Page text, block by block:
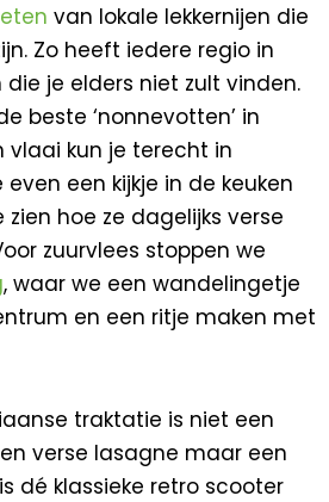
van lokale lekkernijen die
Zo heeft iedere regio in
je elders niet zult vinden.
beste ‘nonnevotten’ in
vlaai kun je terecht in
een kijkje in de keuken
hoe ze dagelijks verse
zuurvlees stoppen we
, waar we een wandelingetje
en een ritje maken met
traktatie is niet een
verse lasagne maar een
dé klassieke retro scooter